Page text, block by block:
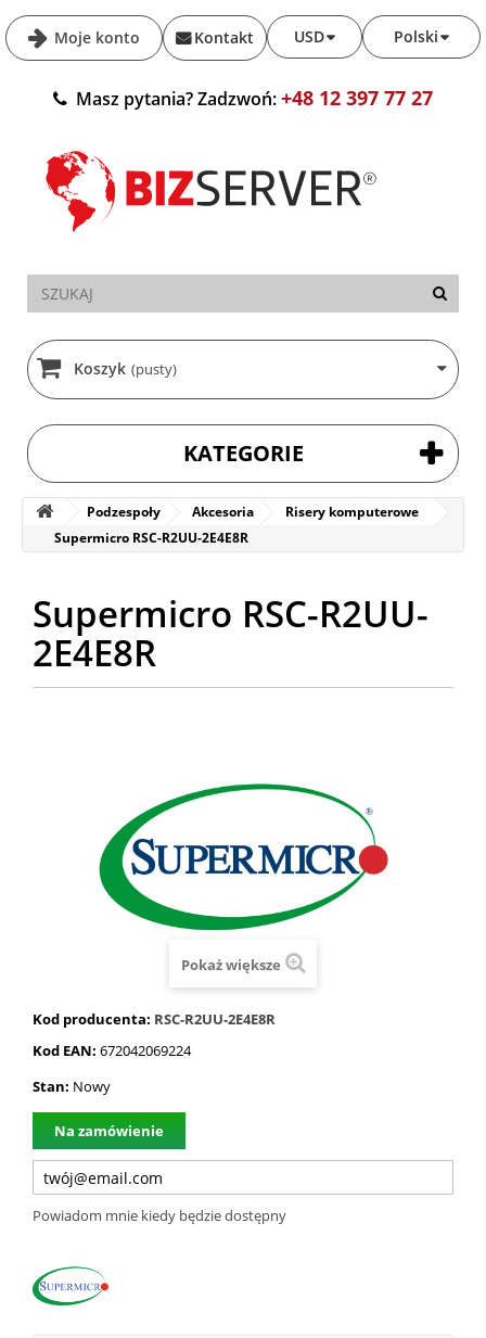
Moje konto Polski
USD
Kontakt
Masz pytania? Zadzwoń:+48 12 397 77 27
Koszyk (pusty)
KATEGORIE
Podzespoły Akcesoria
Risery komputerowe
Supermicro RSC-R2UU-2E4E8R
Supermicro RSC-R2UU-
2E4E8R
Pokaż większe
Kod producenta: RSC-R2UU-2E4E8R
Kod EAN: 672042069224
Stan: Nowy
Na zamówienie
Powiadom mnie kiedy będzie dostępny